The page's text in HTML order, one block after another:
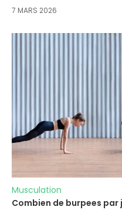
7 MARS 2026
Musculation
Combien de burpees par